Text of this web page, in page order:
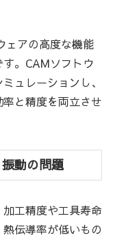
ェアの高度な機能
。CAMソフトウ
ュレーションし、
と精度を両立させ
動の問題
工精度や工具寿命
伝導率が低いもの